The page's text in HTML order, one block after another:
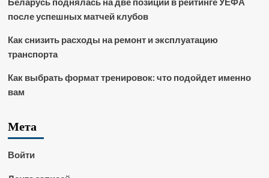
после успешных матчей клубов
Как снизить расходы на ремонт и эксплуатацию
транспорта
Как выбрать формат тренировок: что подойдет именно
вам
Мета
Войти